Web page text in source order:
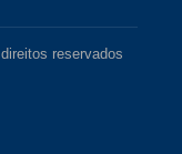
reservados